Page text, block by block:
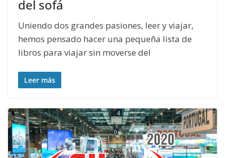
del sofá
Uniendo dos grandes pasiones, leer y viajar,
hemos pensado hacer una pequeña lista de
libros para viajar sin moverse del
Leer más